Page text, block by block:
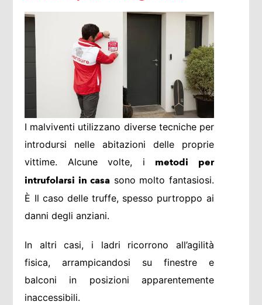
I malviventi utilizzano diverse tecniche per
introdursi nelle abitazioni delle proprie
vittime. Alcune volte, i metodi per
intrufolarsi in casa sono molto fantasiosi.
È Il caso delle truffe, spesso purtroppo ai
danni degli anziani.
In altri casi, i ladri ricorrono all’agilità
fisica, arrampicandosi su finestre e
balconi in posizioni apparentemente
inaccessibili.